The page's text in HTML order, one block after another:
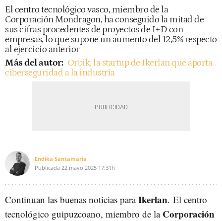
El centro tecnológico vasco, miembro de la
Corporación Mondragon, ha conseguido la mitad de
sus cifras procedentes de proyectos de I+D con
empresas, lo que supone un aumento del 12,5% respecto
al ejercicio anterior
Más del autor: Orbik, la startup de Ikerlan que aporta
ciberseguridad a la industria
Endika Santamaria
Publicada 22 mayo 2025 17:31h
Continuan las buenas noticias paraIkerlan. El centro
tecnológico guipuzcoano, miembro de la Corporación